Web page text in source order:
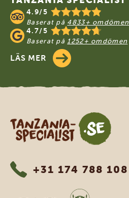
4.9/5
Baserat på 4833+ omdömen
4.7/5
Baserat på1252+ omdömen
LÄS MER
Tanzania Specialist
+31 174 788 108